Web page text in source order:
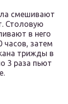
смешивают
Столовую
в него
часов, затем
трижды в
3 раза пьют